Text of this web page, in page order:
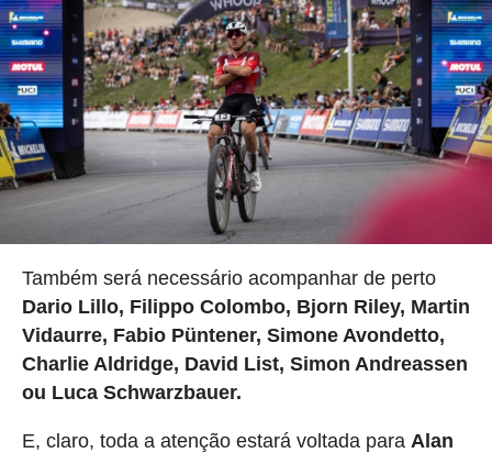
Também será necessário acompanhar de perto
Dario Lillo, Filippo Colombo, Bjorn Riley, Martin
Vidaurre, Fabio Püntener, Simone Avondetto,
Charlie Aldridge, David List, Simon Andreassen
ou Luca Schwarzbauer.
E, claro, toda a atenção estará voltada para Alan